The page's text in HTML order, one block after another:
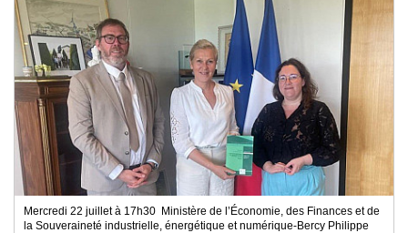
Mercredi 22 juillet à 17h30 Ministère de l’Économie, des Finances et de
la Souveraineté industrielle, énergétique et numérique-Bercy Philippe